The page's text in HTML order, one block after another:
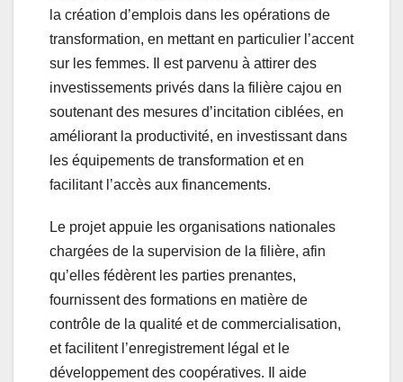
la création d’emplois dans les opérations de
transformation, en mettant en particulier l’accent
sur les femmes. Il est parvenu à attirer des
investissements privés dans la filière cajou en
soutenant des mesures d’incitation ciblées, en
améliorant la productivité, en investissant dans
les équipements de transformation et en
facilitant l’accès aux financements.
Le projet appuie les organisations nationales
chargées de la supervision de la filière, afin
qu’elles fédèrent les parties prenantes,
fournissent des formations en matière de
contrôle de la qualité et de commercialisation,
et facilitent l’enregistrement légal et le
développement des coopératives. Il aide